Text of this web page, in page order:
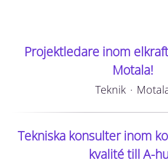
Projektledare inom
Motala!
Teknik ·
Tekniska konsulter inom
kvalité till A-